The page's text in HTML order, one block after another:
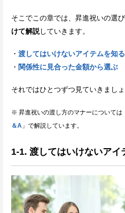
そこでこの章では、昇進祝いの選
けて解説していきます。
・ 渡してはいけないアイテムを知る
・ 関係性に見合った金額から選ぶ
それではひとつずつ見ていきましょ
※ 昇進祝いの渡し方のマナーについては
＆A 」で解説しています。
1-1. 渡してはいけないアイ